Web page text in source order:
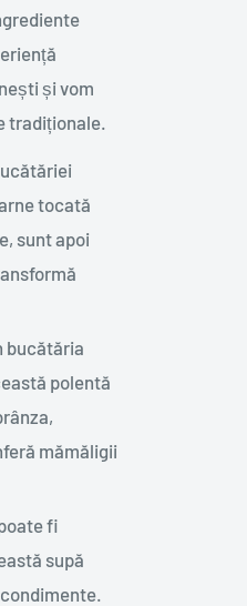
și vom
tradiționale.
tocată
sunt apoi
bucătăria
polentă
mămăligii
fi
supă